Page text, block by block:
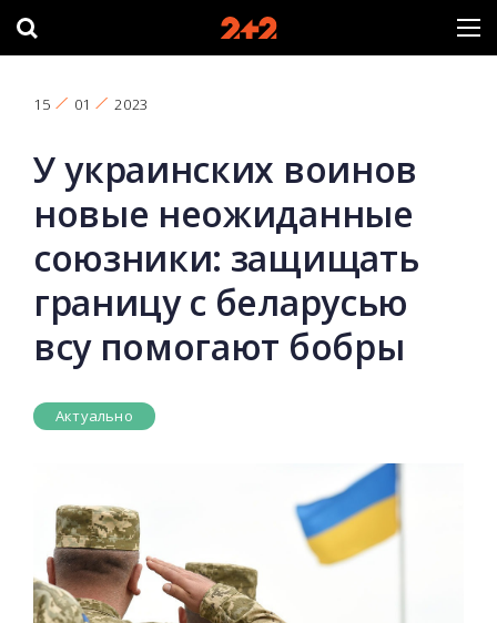
15 01 2023
У украинских воинов
новые неожиданные
союзники: защищать
границу с беларусью
всу помогают бобры
Актуально